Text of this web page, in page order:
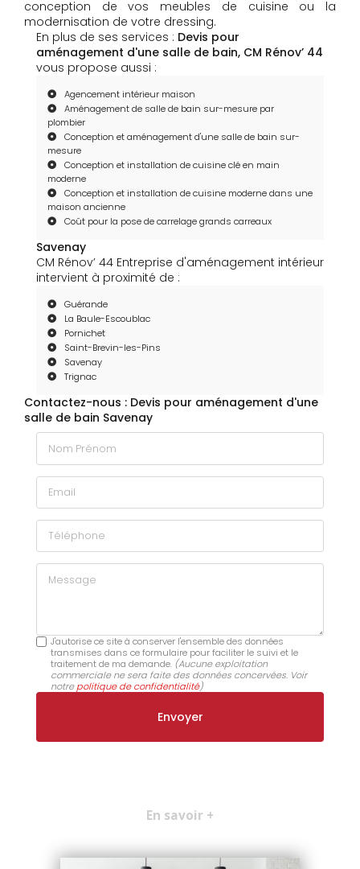
conception de vos meubles de cuisine ou la
modernisation de votre dressing.
En plus de ses services : Devis pour
aménagement d'une salle de bain, CM Rénov’ 44
vous propose aussi :
Agencement intérieur maison
Aménagement de salle de bain sur-mesure par
plombier
Conception et aménagement d'une salle de bain sur-
mesure
Conception et installation de cuisine clé en main
moderne
Conception et installation de cuisine moderne dans une
maison ancienne
Coût pour la pose de carrelage grands carreaux
Savenay
CM Rénov’ 44 Entreprise d'aménagement intérieur
intervient à proximité de :
Guérande
La Baule-Escoublac
Pornichet
Saint-Brevin-les-Pins
Savenay
Trignac
Contactez-nous : Devis pour aménagement d'une
salle de bain Savenay
Nom Prénom
Email
Téléphone
Message
J'autorise ce site à conserver l'ensemble des données
transmises dans ce formulaire pour faciliter le suivi et le
traitement de ma demande. (Aucune exploitation
commerciale ne sera faite des données concervées. Voir
notrepolitique de confidentialité)
En savoir +